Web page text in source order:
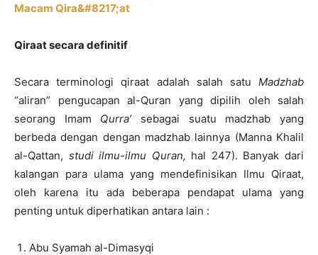
Macam Qira&#8217;at
Qiraat secara definitif
Secara terminologi qiraat adalah salah satu Madzhab
“aliran” pengucapan al-Quran yang dipilih oleh salah
seorang Imam Qurra’sebagai suatu madzhab yang
berbeda dengan dengan madzhab lainnya (Manna Khalil
al-Qattan, studi ilmu-ilmu Quran, hal 247). Banyak dari
kalangan para ulama yang mendefinisikan Ilmu Qiraat,
oleh karena itu ada beberapa pendapat ulama yang
penting untuk diperhatikan antara lain :
Abu Syamah al-Dimasyqi